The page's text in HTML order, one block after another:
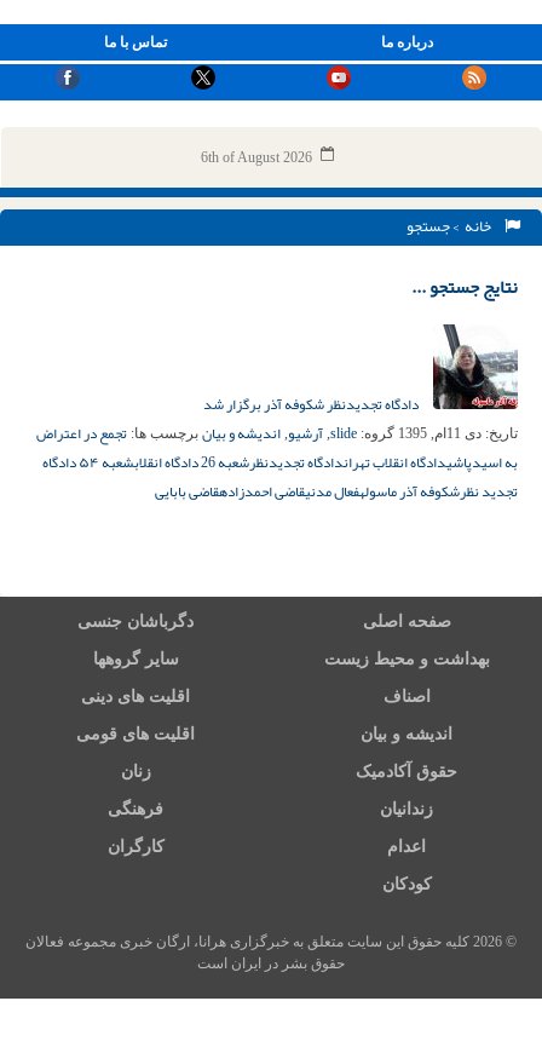
تماس با ما درباره ما
6th of August 2026
خانه > جستجو
نتایج جستجو ...
دادگاه تجدیدنظر شکوفه آذر برگزار شد
تاریخ: دی 11ام, 1395 گروه: slide
, آرشیو, اندیشه و بیان برچسب ها: تجمع در اعتراض
به اسیدپاشیدادگاه انقلاب تهراندادگاه تجدیدنظرشعبه 26 دادگاه انقلاب
شعبه ۵۴ دادگاه
تجدید نظرشکوفه آذر ماسولهفعال مدنیقاضی احمدزادهقاضی بابایی
صفحه اصلی دگرباشان جنسی
بهداشت و محیط زیست سایر گروهها
اصناف اقلیت های دینی
اندیشه و بیان اقلیت های قومی
حقوق آکادمیک زنان
زندانیان فرهنگی
اعدام کارگران
کودکان
© 2026 کلیه حقوق این سایت متعلق به خبرگزاری هرانا، ارگان خبری مجموعه فعالان
حقوق بشر در ایران است